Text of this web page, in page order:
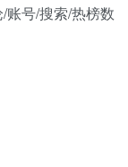
账号/搜索/热榜数